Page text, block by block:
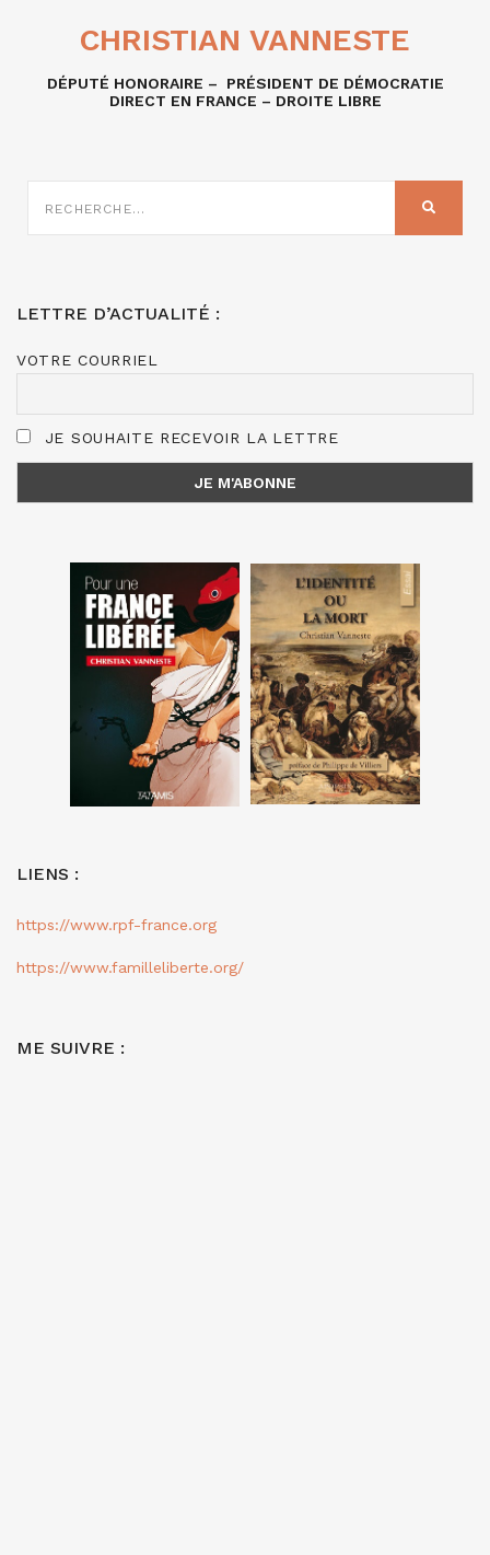
CHRISTIAN VANNESTE
DÉPUTÉ HONORAIRE – PRÉSIDENT DE DÉMOCRATIE
DIRECT EN FRANCE – DROITE LIBRE
SUR
LETTRE D’ACTUALITÉ :
VOTRE COURRIEL
JE SOUHAITE RECEVOIR LA LETTRE
LIENS :
https://www.rpf-france.org
https://www.familleliberte.org/
ME SUIVRE :